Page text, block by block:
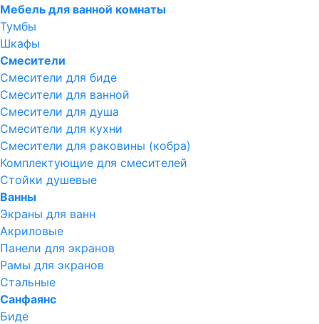
Мебель для ванной комнаты
Тумбы
Шкафы
Смесители
Смесители для биде
Смесители для ванной
Смесители для душа
Смесители для кухни
Смесители для раковины (кобра)
Комплектующие для смесителей
Стойки душевые
Ванны
Экраны для ванн
Акриловые
Панели для экранов
Рамы для экранов
Стальные
Санфаянс
Биде